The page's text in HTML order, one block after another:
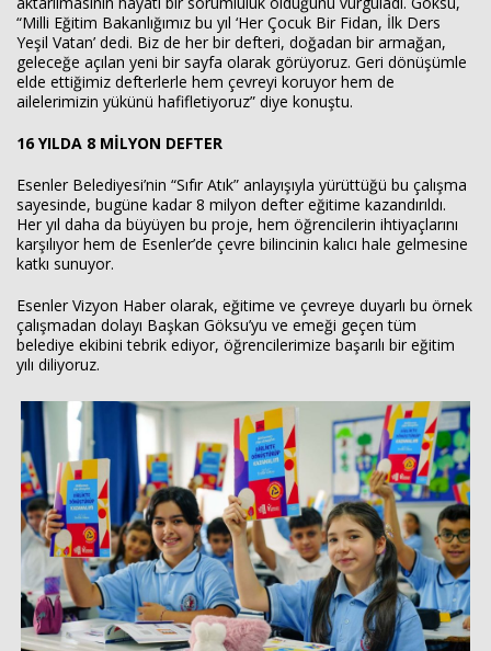
“Milli Eğitim Bakanlığımız bu yıl ‘Her Çocuk Bir Fidan, İlk Ders
Yeşil Vatan’ dedi. Biz de her bir defteri, doğadan bir armağan,
geleceğe açılan yeni bir sayfa olarak görüyoruz. Geri dönüşümle
elde ettiğimiz defterlerle hem çevreyi koruyor hem de
ailelerimizin yükünü hafifletiyoruz” diye konuştu.
16 YILDA 8 MİLYON DEFTER
Esenler Belediyesi’nin “Sıfır Atık” anlayışıyla yürüttüğü bu çalışma
sayesinde, bugüne kadar 8 milyon defter eğitime kazandırıldı.
Her yıl daha da büyüyen bu proje, hem öğrencilerin ihtiyaçlarını
karşılıyor hem de Esenler’de çevre bilincinin kalıcı hale gelmesine
katkı sunuyor.
Esenler Vizyon Haber olarak, eğitime ve çevreye duyarlı bu örnek
çalışmadan dolayı Başkan Göksu’yu ve emeği geçen tüm
belediye ekibini tebrik ediyor, öğrencilerimize başarılı bir eğitim
yılı diliyoruz.